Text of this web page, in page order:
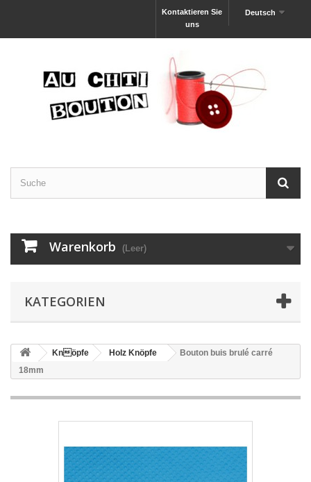
Deutsch
Kontaktieren Sie
uns
Warenkorb (Leer)
KATEGORIEN
Knöpfe Holz Knöpfe
Bouton buis brulé carré
18mm